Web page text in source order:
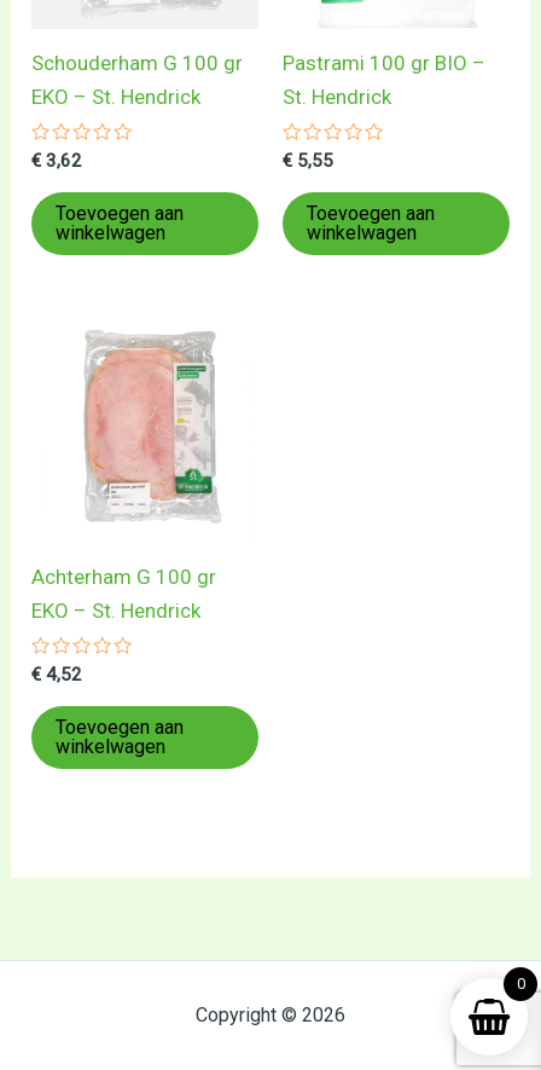
Schouderham G 100 gr
EKO – St. Hendrick
Gewaardeerd
uit
5
€ 3,62
Toevoegen aan
winkelwagen
Pastrami 100 gr BIO –
St. Hendrick
Gewaardeerd
uit
5
€ 5,55
Toevoegen aan
winkelwagen
Achterham G 100 gr
EKO – St. Hendrick
Gewaardeerd
uit
5
€ 4,52
Toevoegen aan
winkelwagen
Copyright © 2026
0